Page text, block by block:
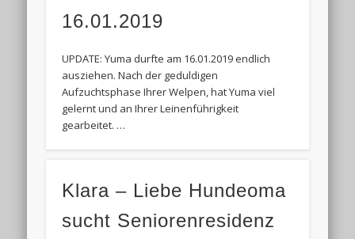
16.01.2019
UPDATE: Yuma durfte am 16.01.2019 endlich
ausziehen. Nach der geduldigen
Aufzuchtsphase Ihrer Welpen, hat Yuma viel
gelernt und an Ihrer Leinenführigkeit
gearbeitet. …
Klara – Liebe Hundeoma
sucht Seniorenresidenz